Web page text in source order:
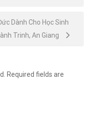
Dành Cho Học Sinh
Trinh, An Giang
Required fields are